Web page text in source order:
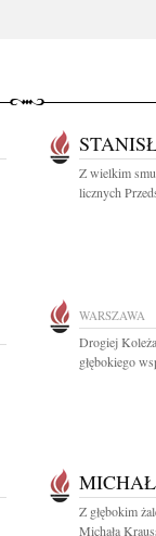
Z wielkim
licznych
WARSZAWA
Drogiej
głębokiego
Z głębokim
Michała